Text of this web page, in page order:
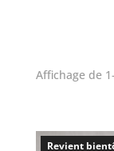
Affichage de